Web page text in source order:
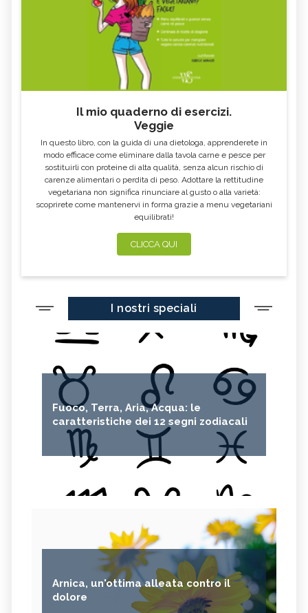
Il mio quaderno di esercizi.
Veggie
In questo libro, con la guida di una dietologa, apprenderete in
modo efficace come eliminare dalla tavola carne e pesce per
sostituirli con proteine di alta qualità, senza alcun rischio di
carenze alimentari o perdita di peso. Adottare la rettitudine
vegetariana non significa rinunciare al gusto o alla varietà:
scoprirete come mantenervi in forma grazie a menu vegetariani
equilibrati!
CLICCA QUI
I nostri speciali
Fuoco, Terra, Aria, Acqua: le
caratteristiche dei 12 segni zodiacali
Arnica, un'ottima alleata contro il
dolore